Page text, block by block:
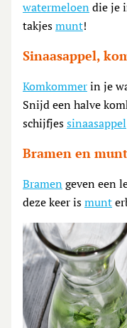
watermeloendie je
takjesmunt!
Sinaasappel,
Komkommerin je
Snijd een halve
schijfjessinaasappel
Bramen en munt
Bramengeven een
deze keer ismunt